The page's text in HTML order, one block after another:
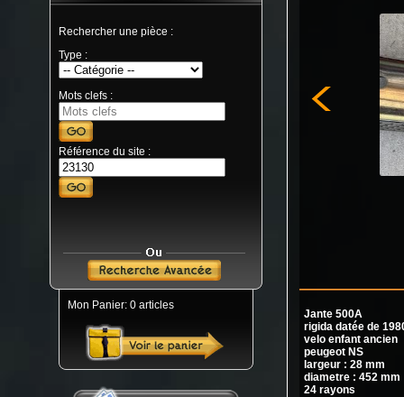
Rechercher une pièce :
Type :
Mots clefs :
Référence du site :
Mon Panier: 0 articles
Jante 500A
rigida datée de
velo enfant ancien
peugeot NS
largeur : 28 mm
diametre : 452 mm
24 rayons